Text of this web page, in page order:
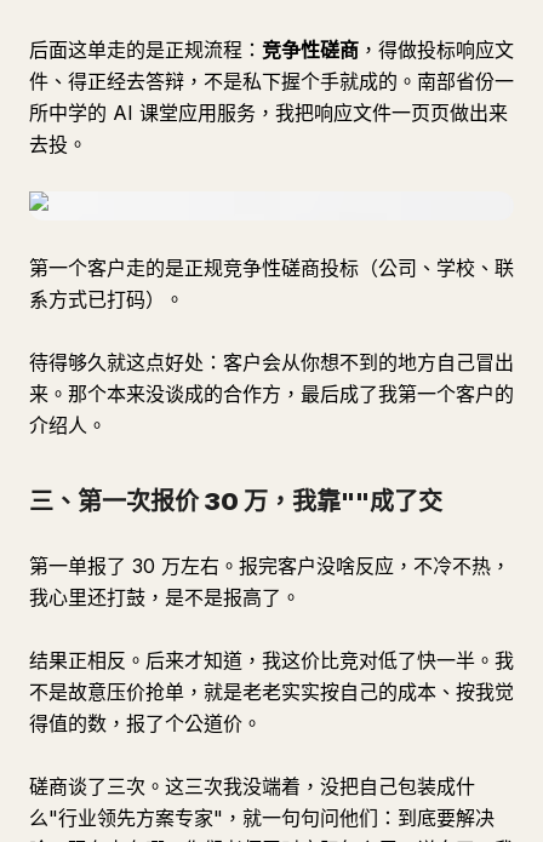
后面这单走的是正规流程： 竞争性磋商 ，得做投标响应文
件、得正经去答辩，不是私下握个手就成的。南部省份一
所中学的 AI 课堂应用服务，我把响应文件一页页做出来
去投。
第一个客户走的是正规竞争性磋商投标（公司、学校、联
系方式已打码）。
待得够久就这点好处：客户会从你想不到的地方自己冒出
来。那个本来没谈成的合作方，最后成了我第一个客户的
介绍人。
三、第一次报价 30 万，我靠""成了交
第一单报了 30 万左右。报完客户没啥反应，不冷不热，
我心里还打鼓，是不是报高了。
结果正相反。后来才知道，我这价比竞对低了快一半。我
不是故意压价抢单，就是老老实实按自己的成本、按我觉
得值的数，报了个公道价。
磋商谈了三次。这三次我没端着，没把自己包装成什
么"行业领先方案专家"，就一句句问他们：到底要解决